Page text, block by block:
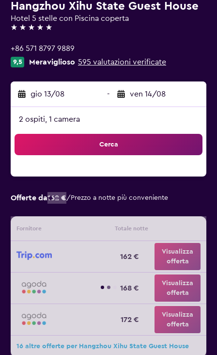
Hangzhou Xihu State Guest House
Hotel 5 stelle con Piscina coperta
5 stelle
+86 571 8797 9889
9,5 Meraviglioso 595 valutazioni verificate
gio 13/08 - ven 14/08
2 ospiti, 1 camera
Cerca
Offerte da162 €/ Prezzo a notte più conveniente
Fornitore Totale notte
162 €
Visualizza
offerta
168 €
Visualizza
offerta
172 €
Visualizza
offerta
16 altre offerte per Hangzhou Xihu State Guest House